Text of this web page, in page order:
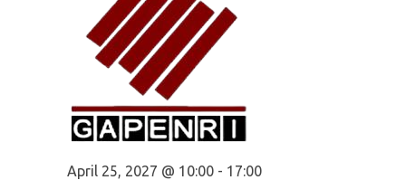
April 25, 2027 @ 10:00- 17:00